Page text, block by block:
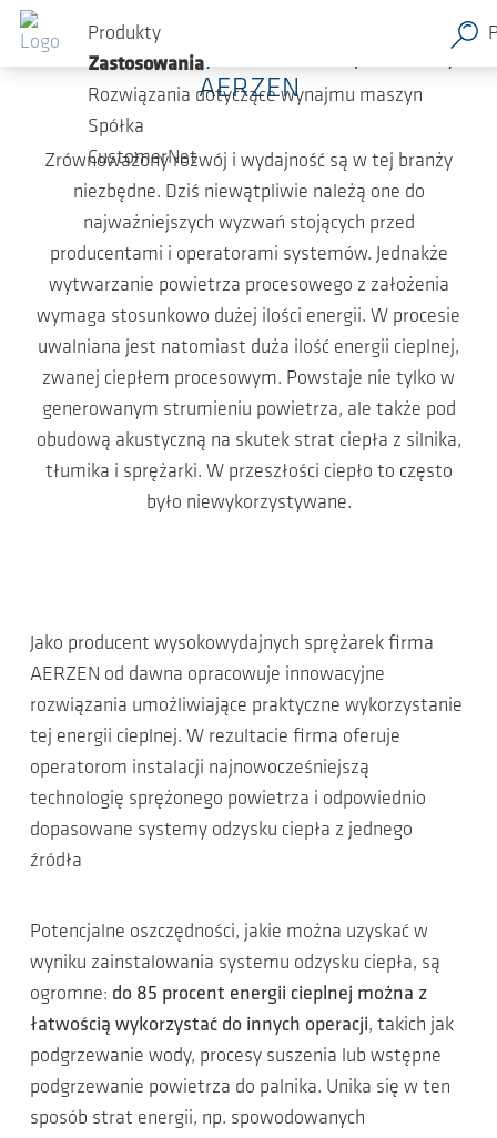
Przejdź do głównej zawartości
Produkty
Zastosowania
Rozwiązania dotyczące wynajmu maszyn
Spółka
CustomerNet
Koncepcje odzyskiwania ciepła firmy
AERZEN
Zrównoważony rozwój i wydajność są w tej branży
niezbędne. Dziś niewątpliwie należą one do
najważniejszych wyzwań stojących przed
producentami i operatorami systemów. Jednakże
wytwarzanie powietrza procesowego z założenia
wymaga stosunkowo dużej ilości energii. W procesie
uwalniana jest natomiast duża ilość energii cieplnej,
zwanej ciepłem procesowym. Powstaje nie tylko w
generowanym strumieniu powietrza, ale także pod
obudową akustyczną na skutek strat ciepła z silnika,
tłumika i sprężarki. W przeszłości ciepło to często
było niewykorzystywane.
Jako producent wysokowydajnych sprężarek firma
AERZEN od dawna opracowuje innowacyjne
rozwiązania umożliwiające praktyczne wykorzystanie
tej energii cieplnej. W rezultacie firma oferuje
operatorom instalacji najnowocześniejszą
technologię sprężonego powietrza i odpowiednio
dopasowane systemy odzysku ciepła z jednego
źródła
Potencjalne oszczędności, jakie można uzyskać w
wyniku zainstalowania systemu odzysku ciepła, są
ogromne: do 85 procent energii cieplnej można z
łatwością wykorzystać do innych operacji, takich jak
podgrzewanie wody, procesy suszenia lub wstępne
podgrzewanie powietrza do palnika. Unika się w ten
sposób strat energii, np. spowodowanych